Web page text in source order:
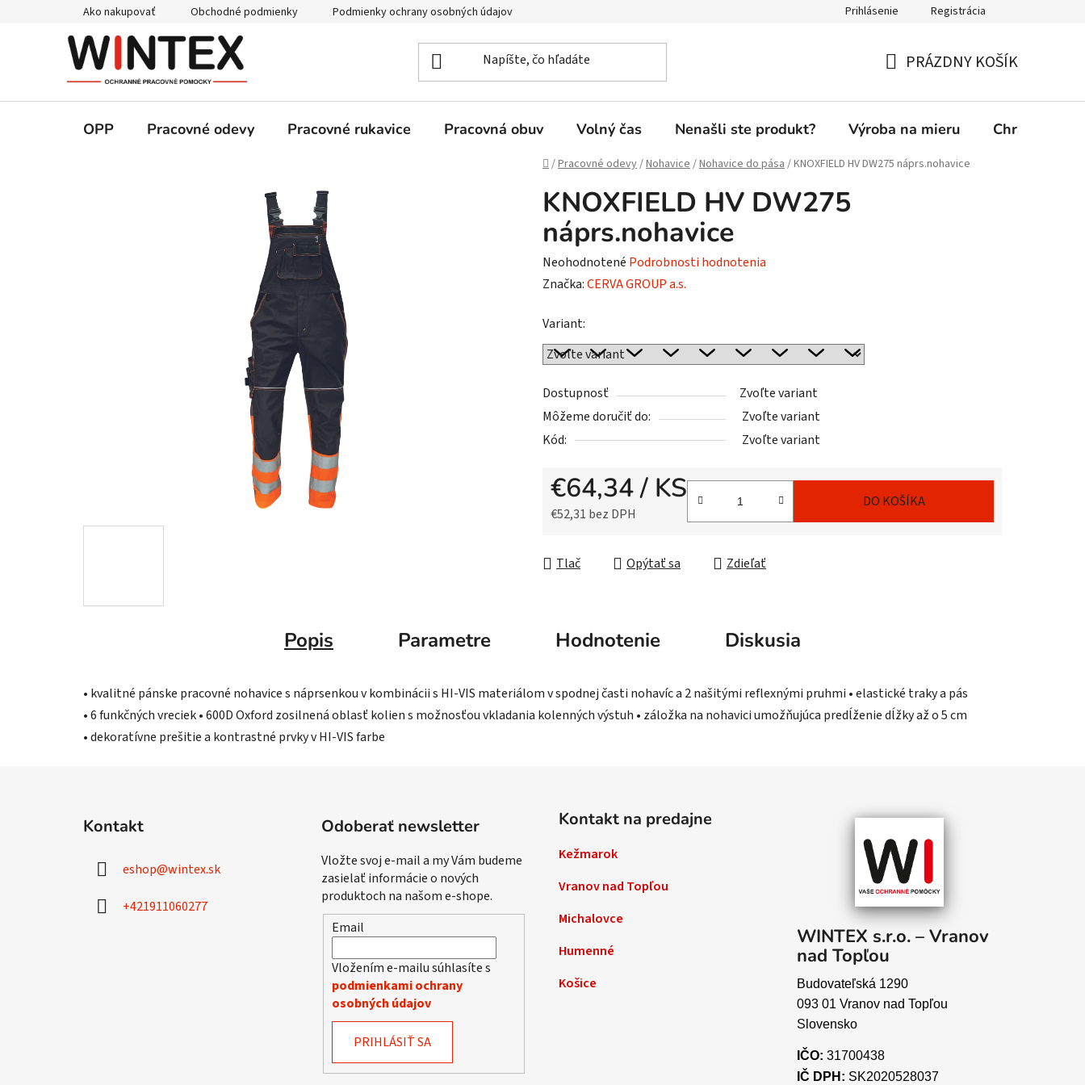
Ako nakupovať Obchodné podmienky Podmienky ochrany osobných údajov Prihlásenie Registrácia
KOŠÍK
PRÁZDNY KOŠÍK
OPP Pracovné odevy Pracovné rukavice Pracovná obuv Volný čas Nenašli ste produkt? Výroba na mieru Chránená
Domov
/Pracovné odevy/Nohavice/Nohavice do pása/KNOXFIELD HV DW275 náprs.nohavice
KNOXFIELD HV DW275
náprs.nohavice
Priemerné
hodnotenie
je
0,0
z
5
hviezdičiek.
Neohodnotené Podrobnosti hodnotenia
Značka:CERVA GROUP a.s.
Variant:
Dostupnosť
Zvoľte variant
Môžeme doručiť do:
Zvoľte variant
Kód:
Zvoľte variant
€64,34/ KS
€52,31 bez DPH
DO KOŠÍKA
Tlač Opýtať sa Zdieľať
Popis Parametre Hodnotenie Diskusia
• kvalitné pánske pracovné nohavice s náprsenkou v kombinácii s HI-VIS materiálom v spodnej časti nohavíc a 2 našitými reflexnými pruhmi • elastické traky a pás
• 6 funkčných vreciek • 600D Oxford zosilnená oblasť kolien s možnosťou vkladania kolenných výstuh • záložka na nohavici umožňujúca predĺženie dĺžky až o 5 cm
• dekoratívne prešitie a kontrastné prvky v HI-VIS farbe
Kontakt
eshop@wintex.sk
+421911060277
Odoberať newsletter
Vložte svoj e-mail a my Vám budeme
zasielať informácie o nových
produktoch na našom e-shope.
Email
Vložením e-mailu súhlasíte s
podmienkami ochrany
osobných údajov
PRIHLÁSIŤ SA
Kontakt na predajne
Kežmarok
Vranov nad Topľou
Michalovce
Humenné
Košice
WINTEX s.r.o. – Vranov
nad Topľou
Budovateľská 1290
093 01 Vranov nad Topľou
Slovensko
IČO: 31700438
IČ DPH: SK2020528037